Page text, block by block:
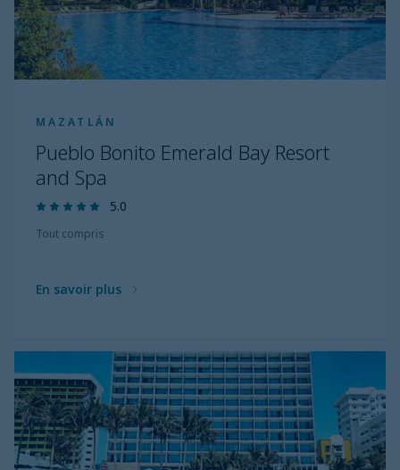
MAZATLÁN
Pueblo Bonito Emerald Bay Resort
and Spa
5.0
Tout compris
En savoir plus